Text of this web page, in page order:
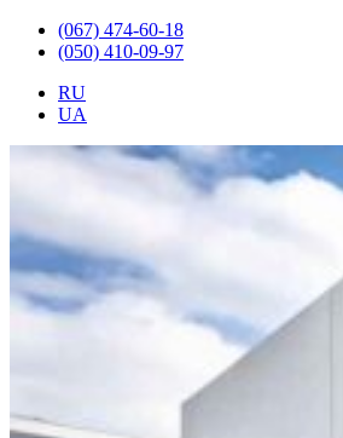
(067) 474-60-18
(050) 410-09-97
RU
UA